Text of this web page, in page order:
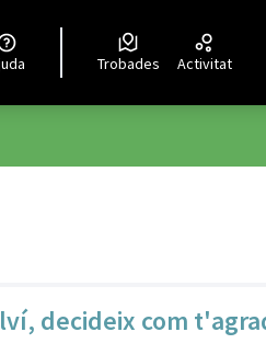
Trobades Activitat
decideix com